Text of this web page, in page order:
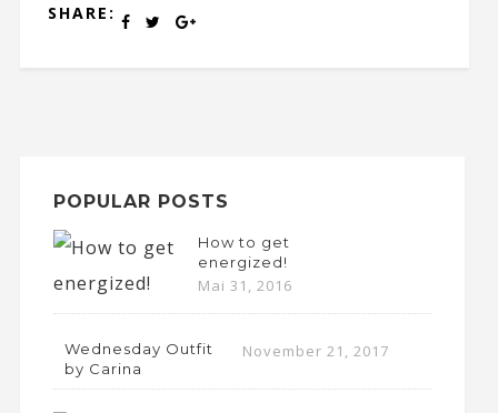
SHARE:
POPULAR POSTS
How to get
energized!
Mai 31, 2016
Wednesday Outfit
by Carina
November 21, 2017